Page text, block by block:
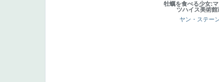
牡蠣を食べる少女:
ツハイス美術館
ヤン・ステー